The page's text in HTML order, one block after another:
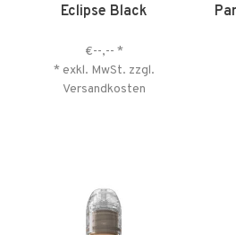
Eclipse Black
€--,-- *
* exkl. MwSt. zzgl.
Versandkosten